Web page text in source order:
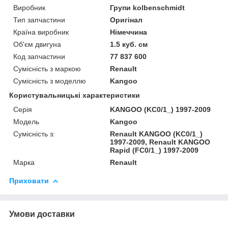
Виробник
Групи kolbenschmidt
Тип запчастини
Оригінал
Країна виробник
Німеччина
Об'єм двигуна
1.5 куб. см
Код запчастини
77 837 600
Сумісність з маркою
Renault
Сумісність з моделлю
Kangoo
Користувальницькі характеристики
Серія
KANGOO (KC0/1_) 1997-2009
Модель
Kangoo
Сумісність з:
Renault KANGOO (KC0/1_)
1997-2009, Renault KANGOO
Rapid (FC0/1_) 1997-2009
Марка
Renault
Приховати
Умови доставки